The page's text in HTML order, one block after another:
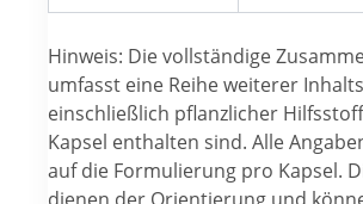
Hinweis: Die vollständige
umfasst eine Reihe weiterer
einschließlich pflanzlicher
Kapsel enthalten sind. Alle
auf die Formulierung pro Kapsel.